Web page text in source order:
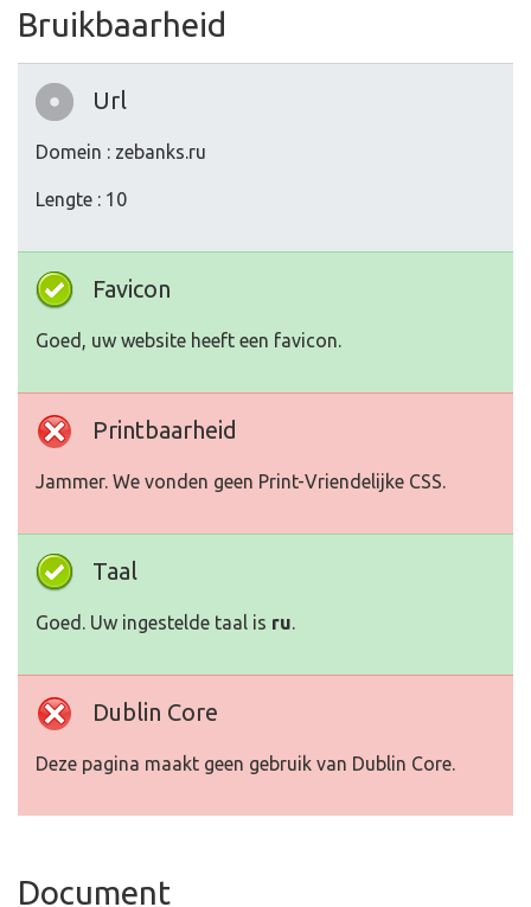
Bruikbaarheid
Url
Domein : zebanks.ru
Lengte : 10
Favicon
Goed, uw website heeft een favicon.
Printbaarheid
Jammer. We vonden geen Print-Vriendelijke CSS.
Taal
Goed. Uw ingestelde taal is ru.
Dublin Core
Deze pagina maakt geen gebruik van Dublin Core.
Document